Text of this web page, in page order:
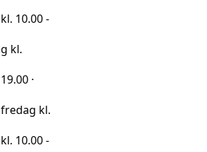
-
-